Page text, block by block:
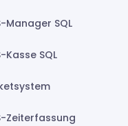
Manager SQL
Kasse SQL
Zeiterfassung